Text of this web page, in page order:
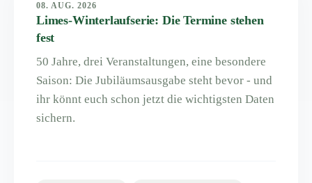
08. AUG. 2026
Limes-Winterlaufserie: Die Termine stehen
fest
50 Jahre, drei Veranstaltungen, eine besondere
Saison: Die Jubiläumsausgabe steht bevor - und
ihr könnt euch schon jetzt die wichtigsten Daten
sichern.